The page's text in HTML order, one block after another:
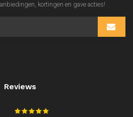
kortingen en gave acties!
Reviews